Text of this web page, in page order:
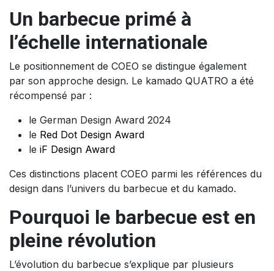
Un barbecue primé à
l’échelle internationale
Le positionnement de COEO se distingue également
par son approche design. Le kamado QUATRO a été
récompensé par :
le German Design Award 2024
le Red Dot Design Award
le iF Design Award
Ces distinctions placent COEO parmi les références du
design dans l’univers du barbecue et du kamado.
Pourquoi le barbecue est en
pleine révolution
L’évolution du barbecue s’explique par plusieurs